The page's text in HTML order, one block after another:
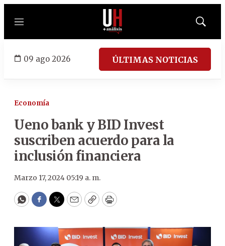
Menú
Mostrar
09 ago 2026 ÚLTIMAS NOTICIAS
Economía
Ueno bank y BID Invest
suscriben acuerdo para la
inclusión financiera
Marzo 17, 2024 05:19 a. m.
WhatsApp
Facebook
Twitter
EmailCopyPrint